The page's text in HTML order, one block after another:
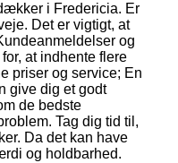
i Fredericia. Er
Det er vigtigt, at
og
at indhente flere
priser og service; En
give dig et godt
de bedste
Tag dig tid til,
Da det kan have
og holdbarhed.